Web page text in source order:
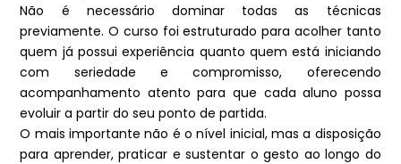
Não é necessário dominar todas as técnicas
previamente. O curso foi estruturado para acolher tanto
quem já possui experiência quanto quem está iniciando
com seriedade e compromisso, oferecendo
acompanhamento atento para que cada aluno possa
evoluir a partir do seu ponto de partida.
O mais importante não é o nível inicial, mas a disposição
para aprender, praticar e sustentar o gesto ao longo do